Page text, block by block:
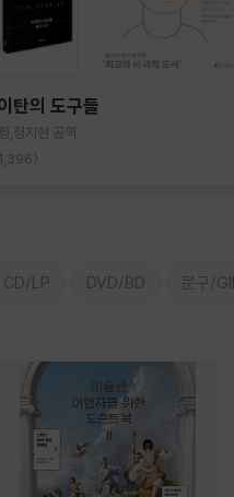
탄의 도구들
,정지현 공역
1,396)
CD/LP DVD/BD 문구/